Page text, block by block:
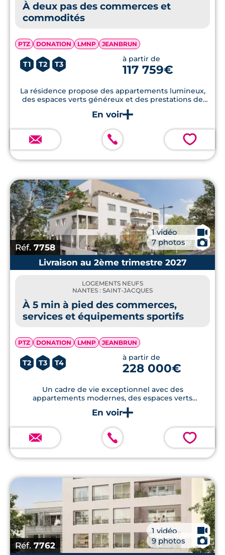
À deux pas des commerces et
commodités
PTZ DONATION LMNP JEANBRUN
T1 T2 T3
à partir de
117 759€
La résidence propose des appartements lumineux,
des espaces verts généreux et des prestations de
💗
Réf. 7758
1 vidéo 🎥
7 photos
📷
Livraison au 2ème trimestre 2027
LOGEMENTS NEUFS
NANTES : SAINT-JACQUES
À 5 min à pied des commerces,
services et équipements sportifs
PTZ DONATION LMNP JEANBRUN
T2 T3 T4
à partir de
228 000€
Un cadre de vie exceptionnel avec des
appartements modernes, des espaces verts
paysagers et un accès rapide aux commodités
essentielles.
💗
Réf. 7762
1 vidéo 🎥
9 photos
📷